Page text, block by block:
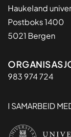
Haukeland
Postboks 1400
5021 Bergen
983 974 724
I SAMARBEID